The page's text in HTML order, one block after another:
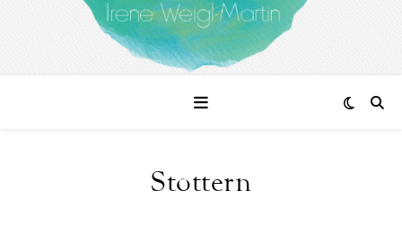
Stottern